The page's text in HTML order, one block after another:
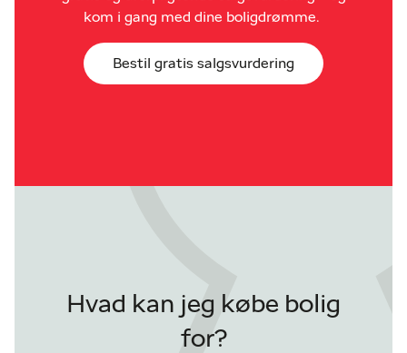
kom i gang med dine boligdrømme.
Bestil gratis salgsvurdering
Hvad kan jeg købe bolig
for?